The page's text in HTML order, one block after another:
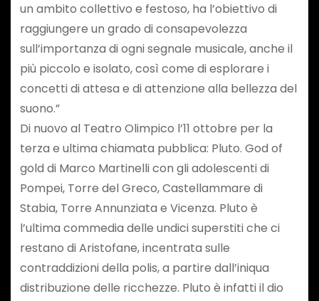
un ambito collettivo e festoso, ha l’obiettivo di
raggiungere un grado di consapevolezza
sull’importanza di ogni segnale musicale, anche il
più piccolo e isolato, così come di esplorare i
concetti di attesa e di attenzione alla bellezza del
suono.”
Di nuovo al Teatro Olimpico l’11 ottobre per la
terza e ultima chiamata pubblica: Pluto. God of
gold di Marco Martinelli con gli adolescenti di
Pompei, Torre del Greco, Castellammare di
Stabia, Torre Annunziata e Vicenza. Pluto è
l’ultima commedia delle undici superstiti che ci
restano di Aristofane, incentrata sulle
contraddizioni della polis, a partire dall’iniqua
distribuzione delle ricchezze. Pluto è infatti il dio